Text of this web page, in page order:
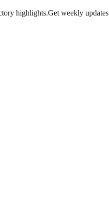
highlights.Get weekly updates